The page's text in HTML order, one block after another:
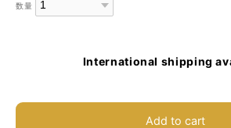
数量
International shipping
Add to cart